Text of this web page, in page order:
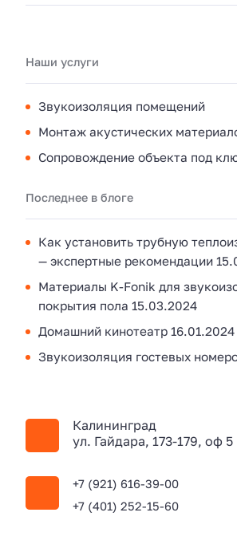
Наши услуги
Звукоизоляция помещений
Монтаж акустических
Сопровождение объекта под
Последнее в блоге
Как установить трубную
— экспертные рекомендации
Материалы K-Fonik для
покрытия пола 15.03.2024
Домашний кинотеатр 16.01.2024
Звукоизоляция гостевых
Калининград
ул. Гайдара, 173-179, оф 5
+7 (921) 616-39-00
+7 (401) 252-15-60